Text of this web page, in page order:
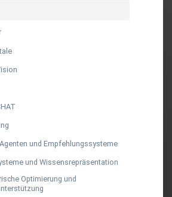
und Empfehlungssysteme
und Wissensrepräsentation
Optimierung und